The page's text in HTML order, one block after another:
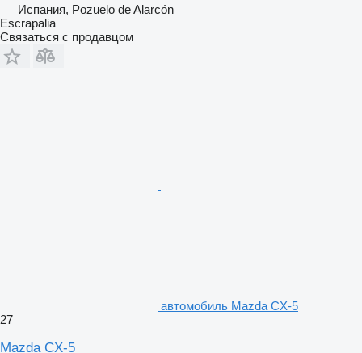
Испания, Pozuelo de Alarcón
Escrapalia
Связаться с продавцом
автомобиль Mazda CX-5
27
Mazda CX-5